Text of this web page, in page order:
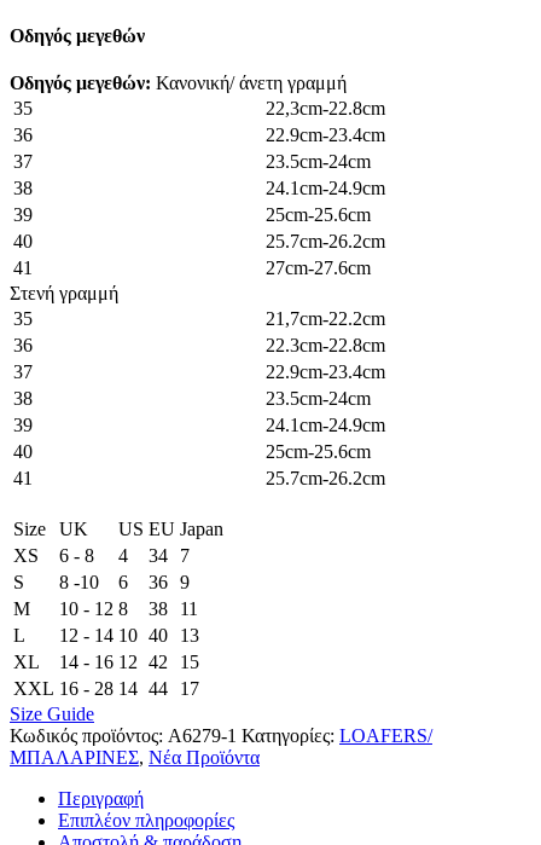
Οδηγός μεγεθών
Οδηγός μεγεθών: Κανονική/ άνετη γραμμή
35
22,3cm-22.8cm
36
22.9cm-23.4cm
37
23.5cm-24cm
38
24.1cm-24.9cm
39
25cm-25.6cm
40
25.7cm-26.2cm
41
27cm-27.6cm
Στενή γραμμή
35
21,7cm-22.2cm
36
22.3cm-22.8cm
37
22.9cm-23.4cm
38
23.5cm-24cm
39
24.1cm-24.9cm
40
25cm-25.6cm
41
25.7cm-26.2cm
Size UK US EU Japan
XS
6 - 8 4 34
7
S
8 -10 6 36 9
M
10 - 12 8 38
11
L
12 - 14 10 40
13
XL
14 - 16 12 42
15
XXL 16 - 28 14 44
17
Size Guide
Κωδικός προϊόντος: A6279-1 Κατηγορίες: LOAFERS/
ΜΠΑΛΑΡΙΝΕΣ, Νέα Προϊόντα
Περιγραφή
Επιπλέον πληροφορίες